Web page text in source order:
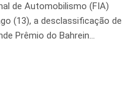
de Automobilismo (FIA)
(13), a desclassificação de
Prêmio do Bahrein…